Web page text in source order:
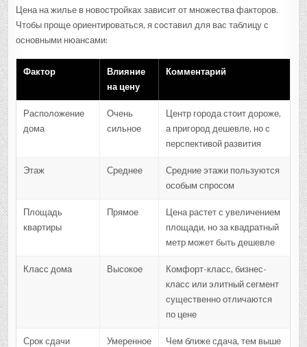
Цена на жилье в новостройках зависит от множества факторов.
Чтобы проще ориентироваться, я составил для вас таблицу с
основными нюансами:
Фактор
Влияние
на цену
Комментарий
Расположение
дома
Очень
сильное
Центр города стоит дороже,
а пригород дешевле, но с
перспективой развития
Этаж Среднее
Средние этажи пользуются
особым спросом
Площадь
квартиры
Прямое
Цена растет с увеличением
площади, но за квадратный
метр может быть дешевле
Класс дома Высокое
Комфорт-класс, бизнес-
класс или элитный сегмент
существенно отличаются
по цене
Срок сдачи Умеренное
Чем ближе сдача, тем выше